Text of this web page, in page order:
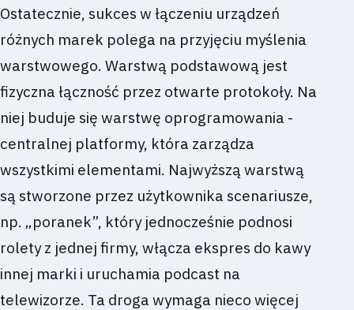
Ostatecznie, sukces w łączeniu urządzeń
różnych marek polega na przyjęciu myślenia
warstwowego. Warstwą podstawową jest
fizyczna łączność przez otwarte protokoły. Na
niej buduje się warstwę oprogramowania -
centralnej platformy, która zarządza
wszystkimi elementami. Najwyższą warstwą
są stworzone przez użytkownika scenariusze,
np. „poranek”, który jednocześnie podnosi
rolety z jednej firmy, włącza ekspres do kawy
innej marki i uruchamia podcast na
telewizorze. Ta droga wymaga nieco więcej